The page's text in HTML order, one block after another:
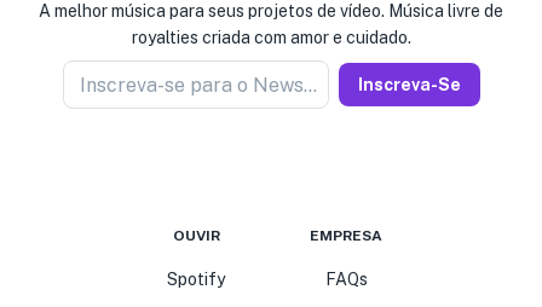
A melhor música para seus projetos de vídeo. Música livre de
royalties criada com amor e cuidado.
Inscreva-se para o Newseller Inscreva-Se
OUVIR
Spotify
EMPRESA
FAQs